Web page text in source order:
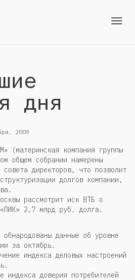
дня
2009
(материнская компания группы
общем собрании намерены
совета директоров, что позволит
долгов компании,
рассмотрит иск ВТБ о
2,7 млрд руб. долга.
данные об уровне
за октябрь.
индекса деловых настроений
доверия потребителей